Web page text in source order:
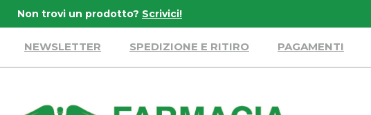
principale
Non trovi un prodotto? Scrivici!
NEWSLETTER SPEDIZIONE E RITIRO PAGAMENTI
Farmacia